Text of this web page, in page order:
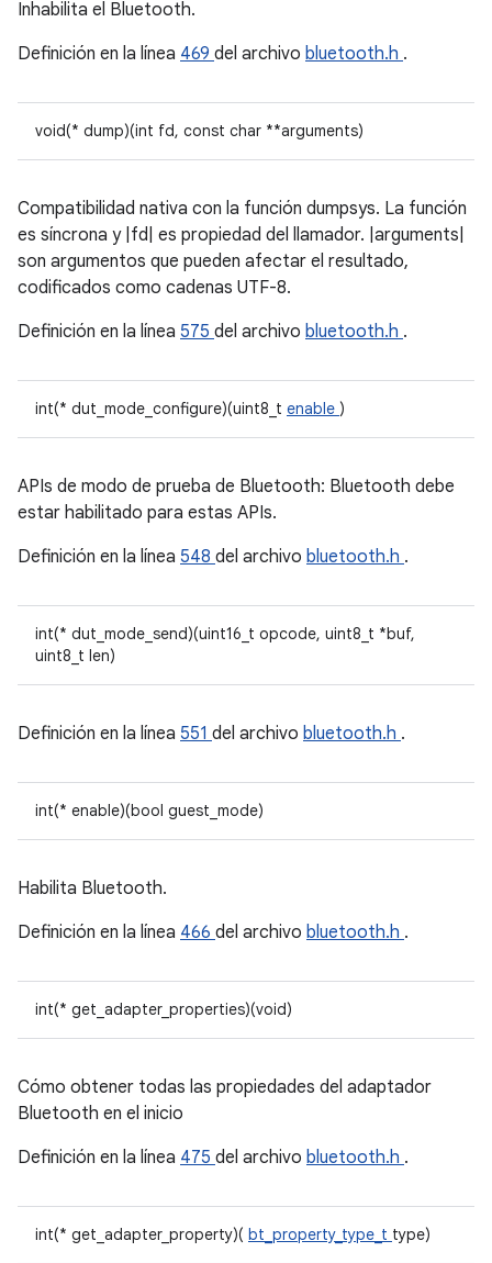
Inhabilita el Bluetooth.
Definición en la línea 469 del archivo bluetooth.h .
void(* dump)(int fd, const char **arguments)
Compatibilidad nativa con la función dumpsys. La función
es síncrona y |fd| es propiedad del llamador. |arguments|
son argumentos que pueden afectar el resultado,
codificados como cadenas UTF-8.
Definición en la línea 575 del archivo bluetooth.h .
int(* dut_mode_configure)(uint8_t enable )
APIs de modo de prueba de Bluetooth: Bluetooth debe
estar habilitado para estas APIs.
Definición en la línea 548 del archivo bluetooth.h .
int(* dut_mode_send)(uint16_t opcode, uint8_t *buf,
uint8_t len)
Definición en la línea 551 del archivo bluetooth.h .
int(* enable)(bool guest_mode)
Habilita Bluetooth.
Definición en la línea 466 del archivo bluetooth.h .
int(* get_adapter_properties)(void)
Cómo obtener todas las propiedades del adaptador
Bluetooth en el inicio
Definición en la línea 475 del archivo bluetooth.h .
int(* get_adapter_property)( bt_property_type_t type)